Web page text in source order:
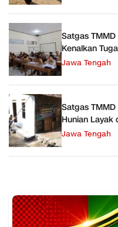
Satgas
Kenalkan
Jawa Tengah
Satgas
Hunian Layak
Jawa Tengah